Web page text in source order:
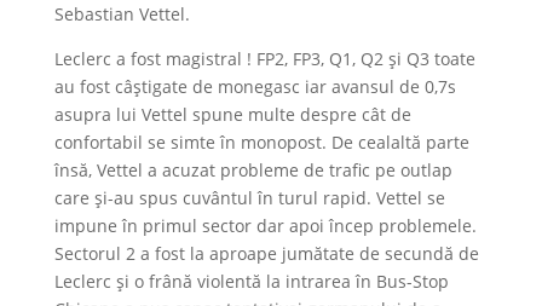
Sebastian Vettel.
Leclerc a fost magistral ! FP2, FP3, Q1, Q2 și Q3 toate
au fost câștigate de monegasc iar avansul de 0,7s
asupra lui Vettel spune multe despre cât de
confortabil se simte în monopost. De cealaltă parte
însă, Vettel a acuzat probleme de trafic pe outlap
care și-au spus cuvântul în turul rapid. Vettel se
impune în primul sector dar apoi încep problemele.
Sectorul 2 a fost la aproape jumătate de secundă de
Leclerc și o frână violentă la intrarea în Bus-Stop